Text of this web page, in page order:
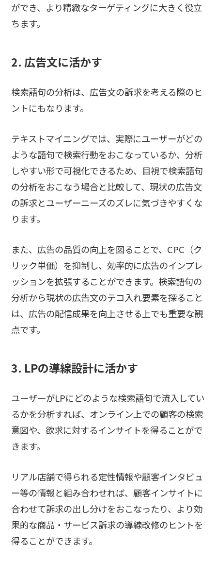
ができ、より精緻なターゲティングに大きく役立
ちます。
2. 広告文に活かす
検索語句の分析は、広告文の訴求を考える際のヒ
ントにもなります。
テキストマイニングでは、実際にユーザーがどの
ような語句で検索行動をおこなっているか、分析
しやすい形で可視化できるため、目視で検索語句
の分析をおこなう場合と比較して、現状の広告文
の訴求とユーザーニーズのズレに気づきやすくな
ります。
また、広告の品質の向上を図ることで、CPC（ク
リック単価）を抑制し、効率的に広告のインプレ
ッションを拡張することができます。検索語句の
分析から現状の広告文のテコ入れ要素を探ること
は、広告の配信成果を向上させる上でも重要な観
点です。
3. LPの導線設計に活かす
ユーザーがLPにどのような検索語句で流入してい
るかを分析すれば、オンライン上での顧客の検索
意図や、欲求に対するインサイトを得ることがで
きます。
リアル店舗で得られる定性情報や顧客インタビュ
ー等の情報と組み合わせれば、顧客インサイトに
合わせて訴求の出し分けをおこなったり、より効
果的な商品・サービス訴求の導線改修のヒントを
得ることができます。